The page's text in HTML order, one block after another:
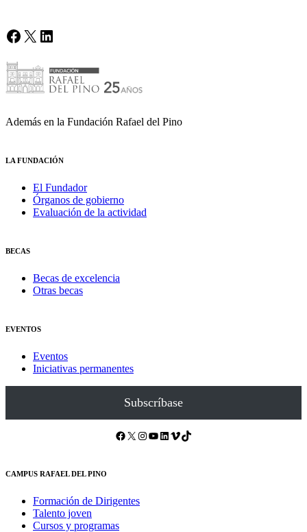
Facebook
X LinkedIn
Además en la Fundación Rafael del Pino
LA FUNDACIÓN
El Fundador
Órganos de gobierno
Evaluación de la actividad
BECAS
Becas de excelencia
Otras becas
EVENTOS
Eventos
Iniciativas permanentes
Subscríbase
Facebook X Instagram YouTube LinkedIn Vimeo TikTok
CAMPUS RAFAEL DEL PINO
Formación de Dirigentes
Talento joven
Cursos y programas